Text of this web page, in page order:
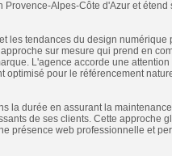
Alpes-Côte d'Azur et étend
les tendances du design numérique
sur mesure qui prend en
L'agence accorde une
optimisé pour le référencement
la durée en assurant la
de ses clients. Cette approche
présence web professionnelle et